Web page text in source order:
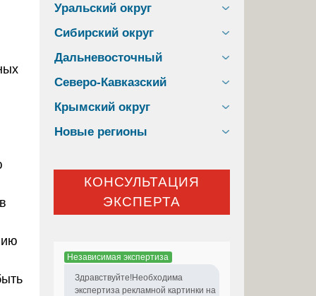
Уральский округ
Сибирский округ
Дальневосточный
Северо-Кавказский
Крымский округ
Новые регионы
КОНСУЛЬТАЦИЯ
ЭКСПЕРТА
Независимая экспертиза
Здравствуйте!Необходима
экспертиза рекламной картинки на